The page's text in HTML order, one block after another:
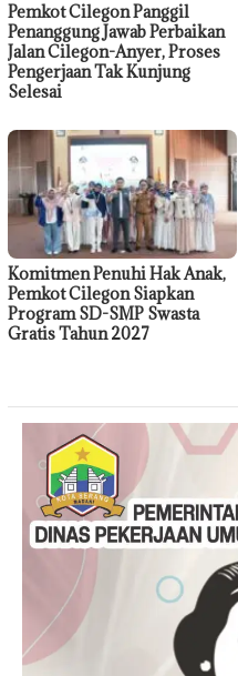
Pemkot Cilegon Panggil
Penanggung Jawab Perbaikan
Jalan Cilegon-Anyer, Proses
Pengerjaan Tak Kunjung
Selesai
Komitmen Penuhi Hak Anak,
Pemkot Cilegon Siapkan
Program SD-SMP Swasta
Gratis Tahun 2027